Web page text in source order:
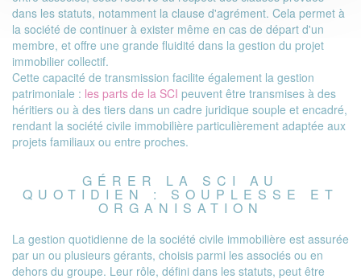
dans les statuts, notamment la clause d'agrément. Cela permet à
la société de continuer à exister même en cas de départ d'un
membre, et offre une grande fluidité dans la gestion du projet
immobilier collectif.
Cette capacité de transmission facilite également la gestion
patrimoniale : les parts de la SCI peuvent être transmises à des
héritiers ou à des tiers dans un cadre juridique souple et encadré,
rendant la société civile immobilière particulièrement adaptée aux
projets familiaux ou entre proches.
GÉRER LA SCI AU
QUOTIDIEN : SOUPLESSE ET
ORGANISATION
La gestion quotidienne de la société civile immobilière est assurée
par un ou plusieurs gérants, choisis parmi les associés ou en
dehors du groupe. Leur rôle, défini dans les statuts, peut être